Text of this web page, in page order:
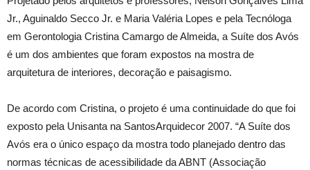
Jr., Aguinaldo Secco Jr. e Maria Valéria Lopes e pela Tecnóloga
em Gerontologia Cristina Camargo de Almeida, a Suíte dos Avós
é um dos ambientes que foram expostos na mostra de
arquitetura de interiores, decoração e paisagismo.
De acordo com Cristina, o projeto é uma continuidade do que foi
exposto pela Unisanta na SantosArquidecor 2007. “A Suíte dos
Avós era o único espaço da mostra todo planejado dentro das
normas técnicas de acessibilidade da ABNT (Associação